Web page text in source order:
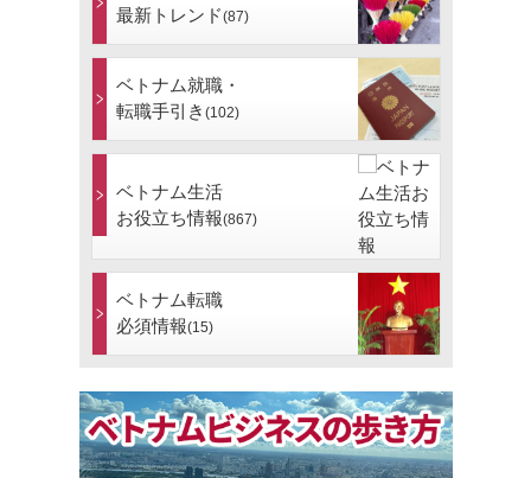
最新トレンド(87)
ベトナム就職・
転職手引き (102)
ベトナム生活
お役立ち情報(867)
ベトナム転職
必須情報(15)